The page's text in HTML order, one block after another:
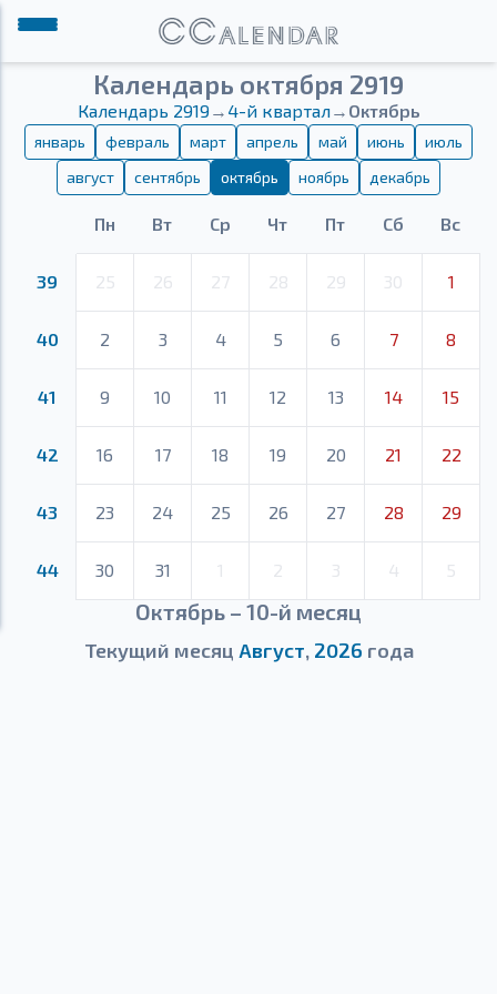
Календарь октября 2919
Календарь 2919→ 4-й квартал→ Октябрь
январь февраль март апрель май июнь
июль
август
сентябрь октябрь ноябрь декабрь
Пн Вт Ср Чт Пт Сб Вс
39 25 26 27 28 29 30 1
40 2 3 4 5 6 7 8
41 9 10 11 12 13 14 15
42 16 17 18 19 20 21 22
43 23 24 25 26 27 28 29
44 30 31 1 2 3 4 5
Октябрь – 10-й месяц
Текущий месяц Август, 2026 года